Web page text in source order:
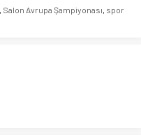
Salon Avrupa Şampiyonası spor